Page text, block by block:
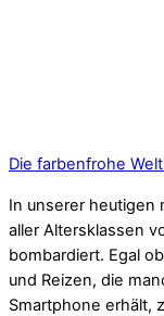
Die farbenfrohe
In unserer heutigen
aller Altersklassen
bombardiert. Egal
und Reizen, die
Smartphone erhält,